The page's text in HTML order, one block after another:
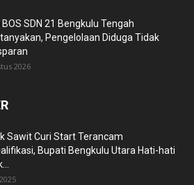
BOS SDN 21 Bengkulu Tengah
Pengelolaan Diduga Tidak
2026
Sawit Curi Start Terancam
Bupati Bengkulu Utara Hati-hati